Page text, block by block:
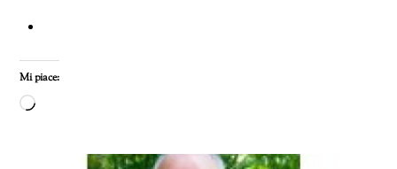
Mi piace:
Caricamento